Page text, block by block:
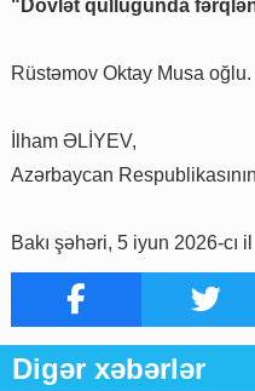
"Dövlət qulluğunda
Rüstəmov Oktay Musa oğlu.
İlham ƏLİYEV,
Azərbaycan
Bakı şəhəri, 5 iyun 2026-cı il
Digər xəbərlər